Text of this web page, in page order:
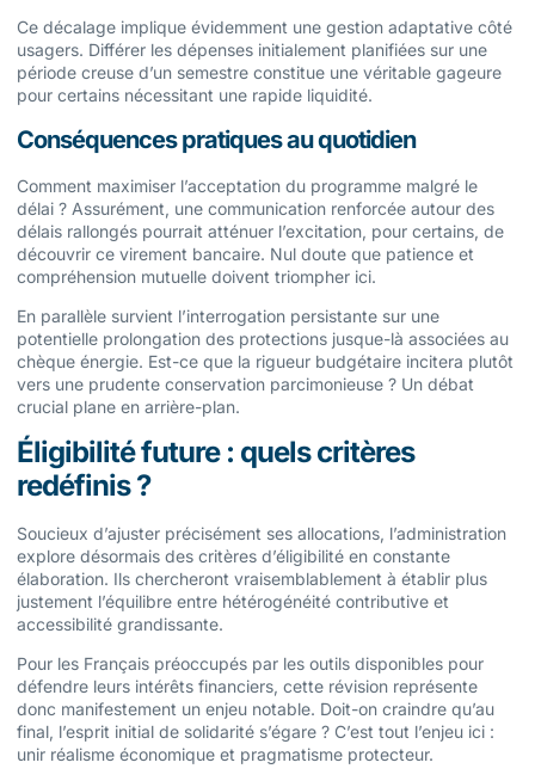
Ce décalage implique évidemment une gestion adaptative côté
usagers. Différer les dépenses initialement planifiées sur une
période creuse d’un semestre constitue une véritable gageure
pour certains nécessitant une rapide liquidité.
Conséquences pratiques au quotidien
Comment maximiser l’acceptation du programme malgré le
délai ? Assurément, une communication renforcée autour des
délais rallongés pourrait atténuer l’excitation, pour certains, de
découvrir ce virement bancaire. Nul doute que patience et
compréhension mutuelle doivent triompher ici.
En parallèle survient l’interrogation persistante sur une
potentielle prolongation des protections jusque-là associées au
chèque énergie. Est-ce que la rigueur budgétaire incitera plutôt
vers une prudente conservation parcimonieuse ? Un débat
crucial plane en arrière-plan.
Éligibilité future : quels critères
redéfinis ?
Soucieux d’ajuster précisément ses allocations, l’administration
explore désormais des critères d’éligibilité en constante
élaboration. Ils chercheront vraisemblablement à établir plus
justement l’équilibre entre hétérogénéité contributive et
accessibilité grandissante.
Pour les Français préoccupés par les outils disponibles pour
défendre leurs intérêts financiers, cette révision représente
donc manifestement un enjeu notable. Doit-on craindre qu’au
final, l’esprit initial de solidarité s’égare ? C’est tout l’enjeu ici :
unir réalisme économique et pragmatisme protecteur.